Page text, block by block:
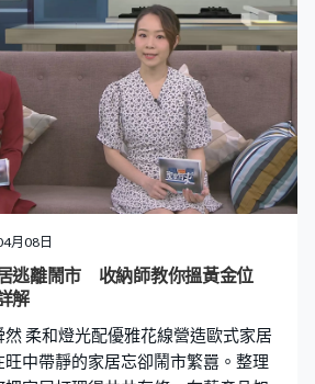
月08日
逃離鬧市 收納師教你搵黃金位
解
柔和燈光配優雅花線營造歐式家居
中帶靜的家居忘卻鬧市繁囂。整理